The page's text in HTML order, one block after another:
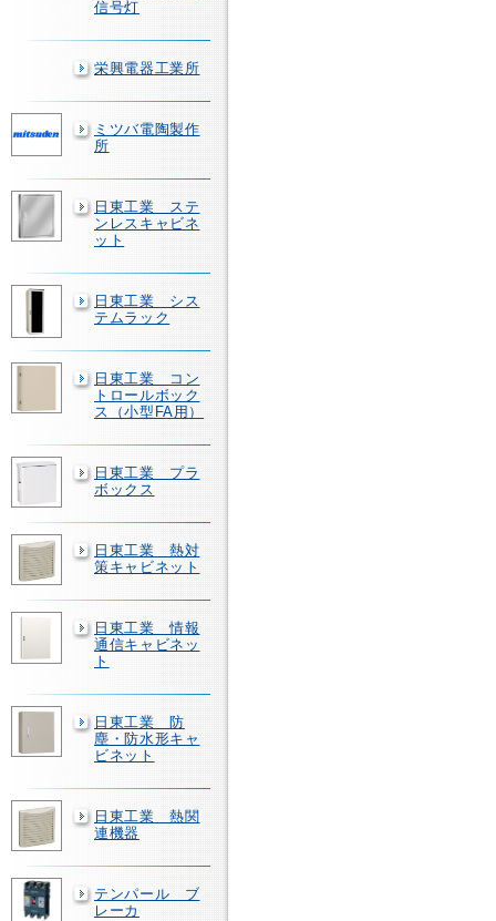
信号灯
栄興電器工業所
ミツバ電陶製作
所
日東工業 ステ
ンレスキャビネ
ット
日東工業 シス
テムラック
日東工業 コン
トロールボック
ス（小型FA用）
日東工業 プラ
ボックス
日東工業 熱対
策キャビネット
日東工業 情報
通信キャビネッ
ト
日東工業 防
塵・防水形キャ
ビネット
日東工業 熱関
連機器
テンパール ブ
レーカ